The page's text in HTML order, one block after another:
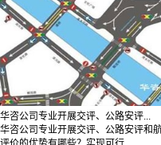
华咨公司专业开展交评、公路安评...
华咨公司专业开展交评、公路安评和